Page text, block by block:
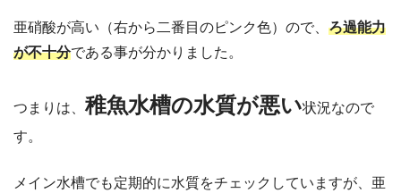
亜硝酸が高い（右から二番目のピンク色）ので、 ろ過能力
が不十分である事が分かりました。
つまりは、 稚魚水槽の水質が悪い状況なので
す。
メイン水槽でも定期的に水質をチェックしていますが、亜